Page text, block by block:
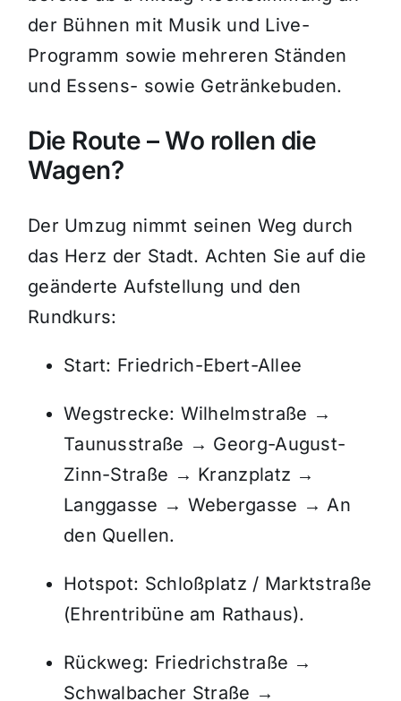
der Bühnen mit Musik und Live-
Programm sowie mehreren Ständen
und Essens- sowie Getränkebuden.
Die Route – Wo rollen die
Wagen?
Der Umzug nimmt seinen Weg durch
das Herz der Stadt. Achten Sie auf die
geänderte Aufstellung und den
Rundkurs:
Start: Friedrich-Ebert-Allee
Wegstrecke: Wilhelmstraße →
Taunusstraße → Georg-August-
Zinn-Straße → Kranzplatz →
Langgasse → Webergasse → An
den Quellen.
Hotspot: Schloßplatz / Marktstraße
(Ehrentribüne am Rathaus).
Rückweg: Friedrichstraße →
Schwalbacher Straße →